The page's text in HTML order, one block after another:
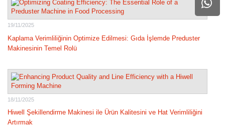
19/11/2025
Kaplama Verimliliğinin Optimize Edilmesi: Gıda İşlemde Preduster
Makinesinin Temel Rolü
18/11/2025
Hiwell Şekillendirme Makinesi ile Ürün Kalitesini ve Hat Verimliliğini
Artırmak